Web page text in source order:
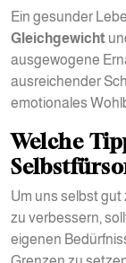
Ein gesunder
Gleichgewicht
ausgewogene
ausreichender
emotionales
Welche
Um uns selbst
zu verbessern,
eigenen